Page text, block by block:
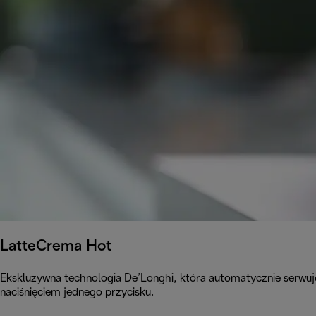
LatteCrema Hot
Ekskluzywna technologia De’Longhi, która automatycznie
naciśnięciem jednego przycisku.